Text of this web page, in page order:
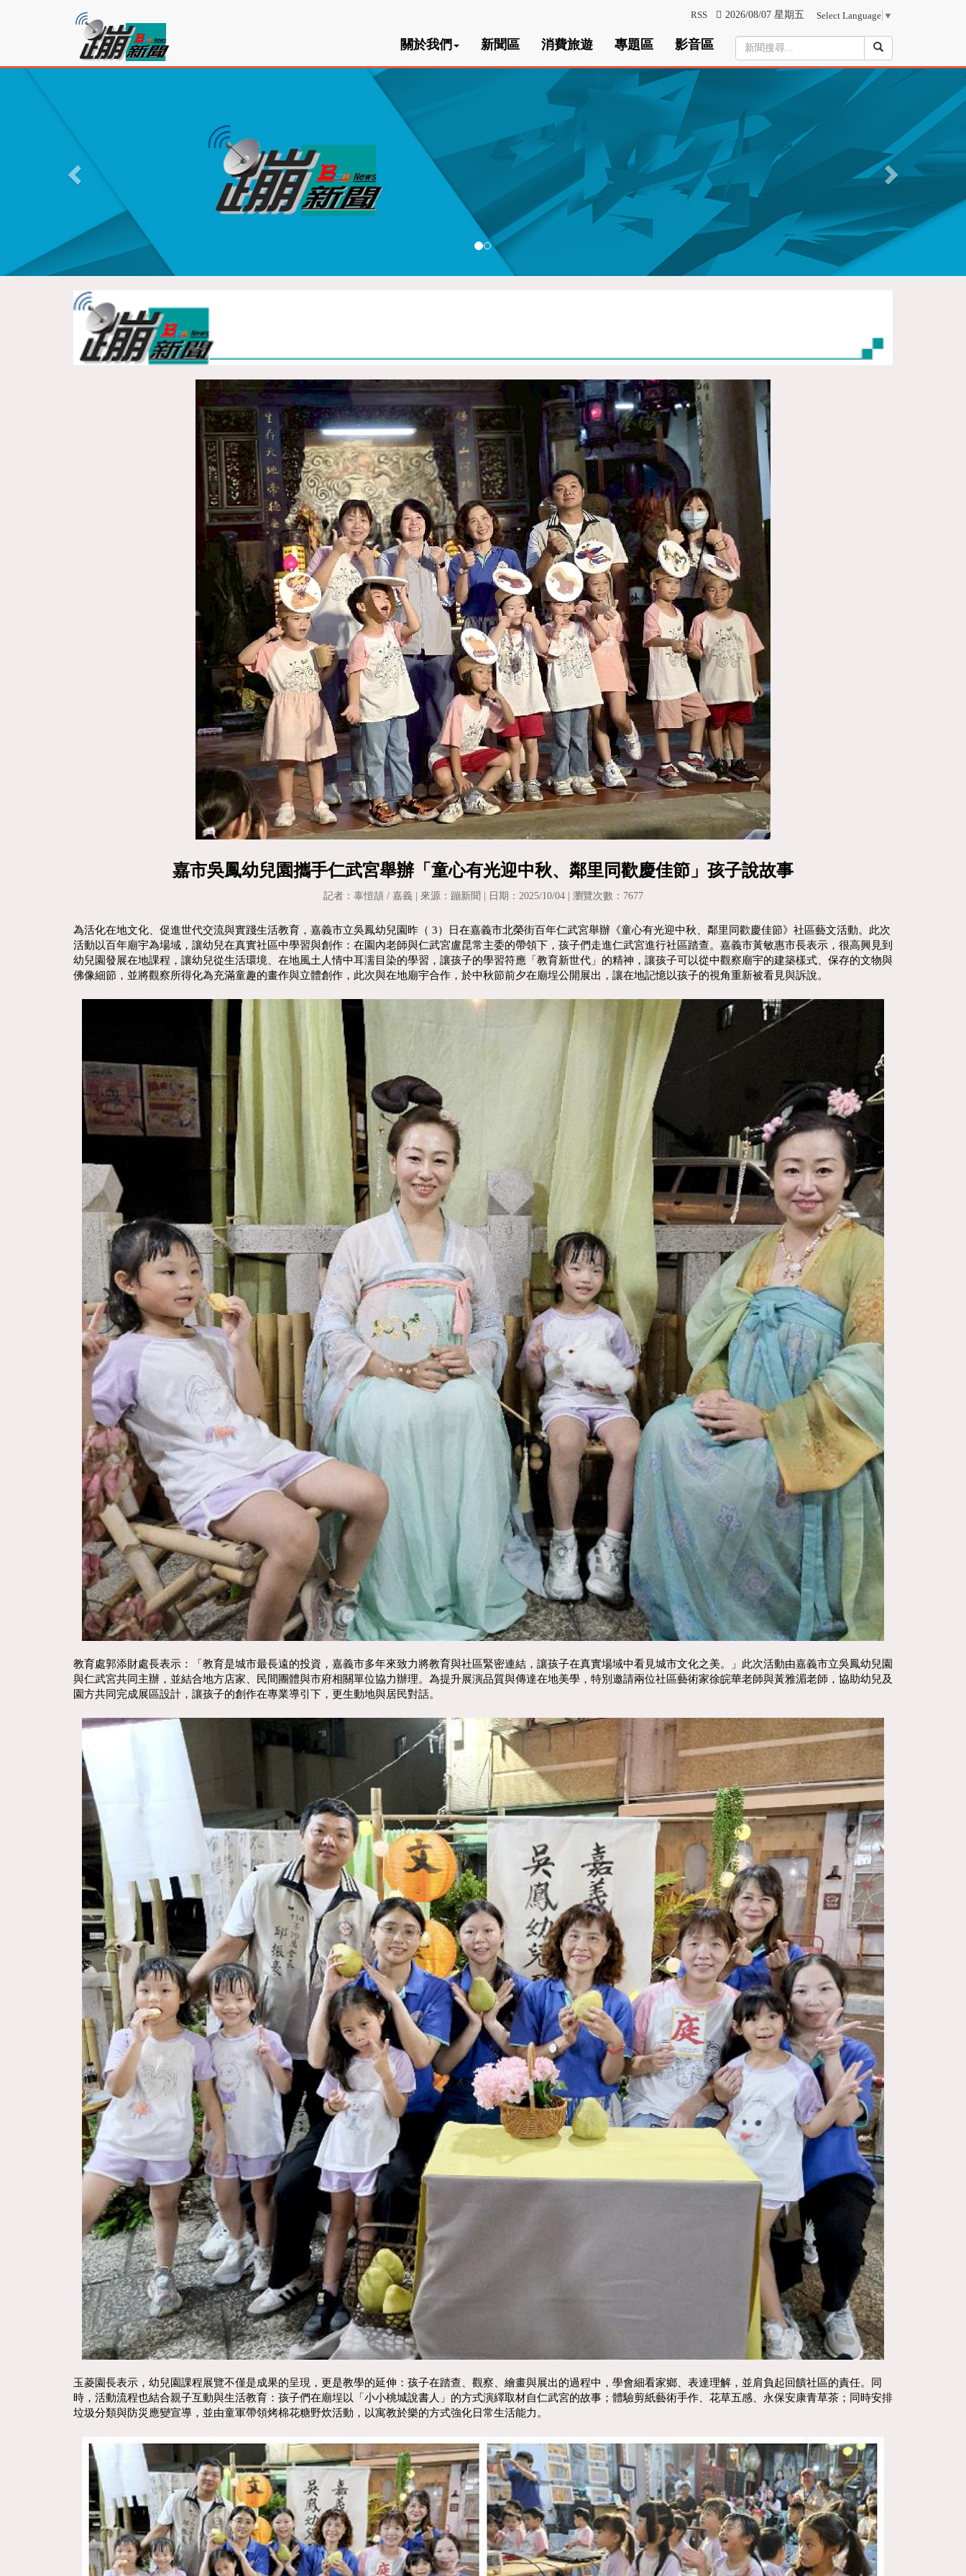
蹦
新
聞
RSS 2026/08/07 星期五 Select Language ▼
關於我們 新聞區 消費旅遊 專題區 影音區
v
o
嘉市吳鳳幼兒園攜手仁武宮舉辦「童心有光迎中秋、鄰里同歡慶佳節」孩子說故事
記者：辜愷頡 / 嘉義 | 來源：蹦新聞 | 日期：2025/10/04 | 瀏覽次數：7677
為活化在地文化、促進世代交流與實踐生活教育，嘉義市立吳鳳幼兒園昨（ 3）日在嘉義市北榮街百年仁武宮舉辦《童心有光迎中秋、鄰里同歡慶佳節》社區藝文活動。此次
活動以百年廟宇為場域，讓幼兒在真實社區中學習與創作：在園內老師與仁武宮盧昆常主委的帶領下，孩子們走進仁武宮進行社區踏查。嘉義市黃敏惠市長表示，很高興見到
幼兒園發展在地課程，讓幼兒從生活環境、在地風土人情中耳濡目染的學習，讓孩子的學習符應「教育新世代」的精神，讓孩子可以從中觀察廟宇的建築樣式、保存的文物與
佛像細節，並將觀察所得化為充滿童趣的畫作與立體創作，此次與在地廟宇合作，於中秋節前夕在廟埕公開展出，讓在地記憶以孩子的視角重新被看見與訴說。
教育處郭添財處長表示：「教育是城市最長遠的投資，嘉義市多年來致力將教育與社區緊密連結，讓孩子在真實場域中看見城市文化之美。」此次活動由嘉義市立吳鳳幼兒園
與仁武宮共同主辦，並結合地方店家、民間團體與市府相關單位協力辦理。為提升展演品質與傳達在地美學，特別邀請兩位社區藝術家徐皖華老師與黃雅湄老師，協助幼兒及
園方共同完成展區設計，讓孩子的創作在專業導引下，更生動地與居民對話。
玉菱園長表示，幼兒園課程展覽不僅是成果的呈現，更是教學的延伸：孩子在踏查、觀察、繪畫與展出的過程中，學會細看家鄉、表達理解，並肩負起回饋社區的責任。同
時，活動流程也結合親子互動與生活教育：孩子們在廟埕以「小小桃城說書人」的方式演繹取材自仁武宮的故事；體驗剪紙藝術手作、花草五感、永保安康青草茶；同時安排
垃圾分類與防災應變宣導，並由童軍帶領烤棉花糖野炊活動，以寓教於樂的方式強化日常生活能力。